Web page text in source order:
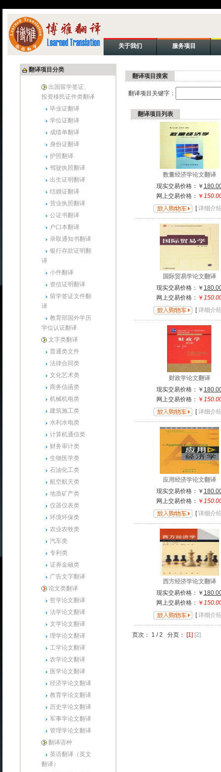
关于我们 服务项目
翻译项目分类
出国留学签证、
投资移民证件类翻译
毕业证翻译
学位证翻译
成绩单翻译
身份证翻译
护照翻译
驾驶执照翻译
出生证明翻译
结婚证翻译
营业执照翻译
公证书翻译
户口本翻译
录取通知书翻译
银行存款证明翻
译
小件翻译
资信证明翻译
留学签证文件翻
译
教育部国外学历
学位认证翻译
文字类翻译
普通类文件
法律合同类
文化艺术类
商务信函类
机械机电类
建筑施工类
水利水电类
计算机通信类
财务审计类
生物医学类
石油化工类
航空航天类
地质矿产类
仪器仪表类
环境环保类
农业农牧类
汽车类
专利类
证券金融类
广告文字翻译
论文类翻译
哲学论文翻译
法学论文翻译
文学论文翻译
理学论文翻译
工学论文翻译
农学论文翻译
医学论文翻译
经济学论文翻译
教育学论文翻译
历史学论文翻译
军事学论文翻译
管理学论文翻译
翻译语种
英语翻译（英文
翻译）
翻译项目搜索
翻译项目关键字：
翻译项目列表
数量经济学论文翻译
现实交易价格： ￥
网上交易价格： ￥
[详细介
国际贸易学论文翻译
现实交易价格： ￥
网上交易价格： ￥
[详细介
财政学论文翻译
现实交易价格： ￥
网上交易价格： ￥
[详细介
应用经济学论文翻译
现实交易价格： ￥
网上交易价格： ￥
[详细介
西方经济学论文翻译
现实交易价格： ￥
网上交易价格： ￥
[详细介
页次： 1 /2 分页： [1] [2]